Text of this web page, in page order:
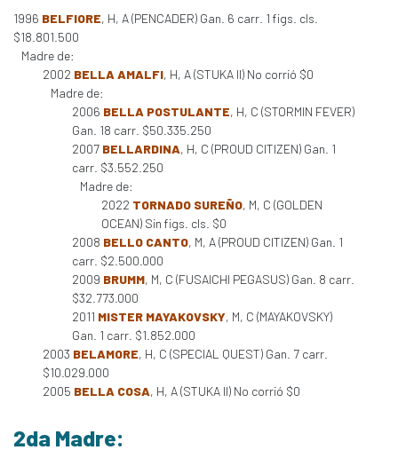
1996 BELFIORE, H, A (PENCADER) Gan. 6 carr. 1 figs. cls.
$18.801.500
Madre de:
2002 BELLA AMALFI, H, A (STUKA II) No corrió $0
Madre de:
2006 BELLA POSTULANTE, H, C (STORMIN FEVER)
Gan. 18 carr. $50.335.250
2007 BELLARDINA, H, C (PROUD CITIZEN) Gan. 1
carr. $3.552.250
Madre de:
2022 TORNADO SUREÑO, M, C (GOLDEN
OCEAN) Sin figs. cls. $0
2008 BELLO CANTO, M, A (PROUD CITIZEN) Gan. 1
carr. $2.500.000
2009 BRUMM, M, C (FUSAICHI PEGASUS) Gan. 8 carr.
$32.773.000
2011 MISTER MAYAKOVSKY, M, C (MAYAKOVSKY)
Gan. 1 carr. $1.852.000
2003 BELAMORE, H, C (SPECIAL QUEST) Gan. 7 carr.
$10.029.000
2005 BELLA COSA, H, A (STUKA II) No corrió $0
2da Madre: